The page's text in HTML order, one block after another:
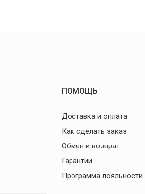
ПОМОЩЬ
Доставка и оплата
Как сделать заказ
Обмен и возврат
Гарантии
Программа лояльности